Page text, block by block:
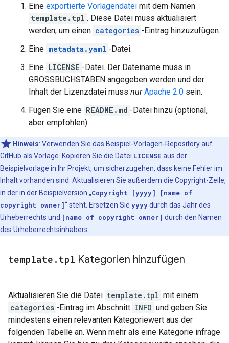
Eine exportierte Vorlagendatei mit dem Namen
template.tpl . Diese Datei muss aktualisiert
werden, um einen categories -Eintrag hinzuzufügen.
Eine metadata.yaml -Datei.
Eine LICENSE -Datei. Der Dateiname muss in
GROSSBUCHSTABEN angegeben werden und der
Inhalt der Lizenzdatei muss nur Apache 2.0 sein.
Fügen Sie eine README.md -Datei hinzu (optional,
aber empfohlen).
Hinweis: Verwenden Sie das Beispiel-Vorlagen-Repositoryauf
GitHub als Vorlage. Kopieren Sie die Datei LICENSE aus der
Beispielvorlage in Ihr Projekt, um sicherzugehen, dass keine Fehler im
Inhalt vorhanden sind. Aktualisieren Sie außerdem die Copyright-Zeile,
in der in der Beispielversion „Copyright [yyyy] [name of
copyright owner]“ steht. Ersetzen Sie yyyydurch das Jahr des
Urheberrechts und [name of copyright owner] durch den Namen
des Urheberrechtsinhabers.
template . tpl Kategorien hinzufügen
Aktualisieren Sie die Datei template.tpl mit einem
categories -Eintrag im Abschnitt INFO und geben Sie
mindestens einen relevanten Kategoriewert aus der
folgenden Tabelle an. Wenn mehr als eine Kategorie infrage